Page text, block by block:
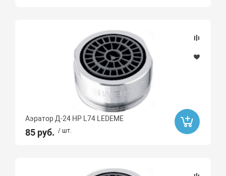
Аэратор Д-24 НР L74 LEDEME
85 руб. / шт.